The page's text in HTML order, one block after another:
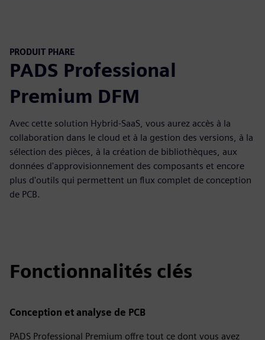
PRODUIT PHARE
PADS Professional
Premium DFM
Avec cette solution Hybrid-SaaS, vous aurez accès à la
collaboration dans le cloud et à la gestion des versions, à la
sélection des pièces, à la création de bibliothèques, aux
données d'approvisionnement des composants et encore
plus d'outils qui permettent un flux complet de conception
de PCB.
Fonctionnalités clés
Conception et analyse de PCB
PADS Professional Premium offre tout ce dont vous avez